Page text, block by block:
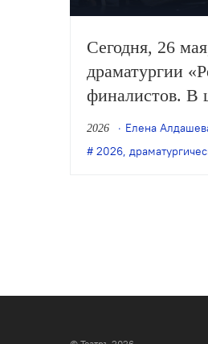
Сегодня, 26
драматургии
финалистов. В
«Большой
вошли 12 пьес.
2026
Елена
2026,